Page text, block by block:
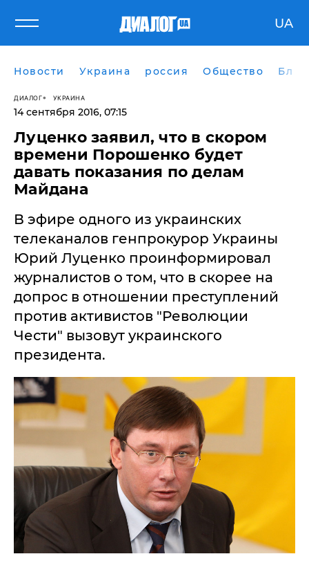
UA
Новости Украина россия Общество
ДИАЛОГ УКРАИНА
14 сентября 2016, 07:15
Луценко заявил, что в скором
времени Порошенко будет
давать показания по делам
Майдана
В эфире одного из украинских
телеканалов генпрокурор Украины
Юрий Луценко проинформировал
журналистов о том, что в скорее на
допрос в отношении преступлений
против активистов "Революции
Чести" вызовут украинского
президента.